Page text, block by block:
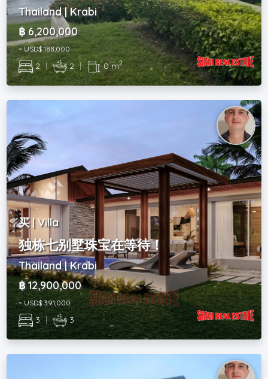
Thailand | Krabi
฿ 6,200,000
~ USD$ 188,000
2 | 2 | 0 m2
买 | Villa
独栋七别墅珠宝在等待！
Thailand | Krabi
฿ 12,900,000
~ USD$ 391,000
3 | 3